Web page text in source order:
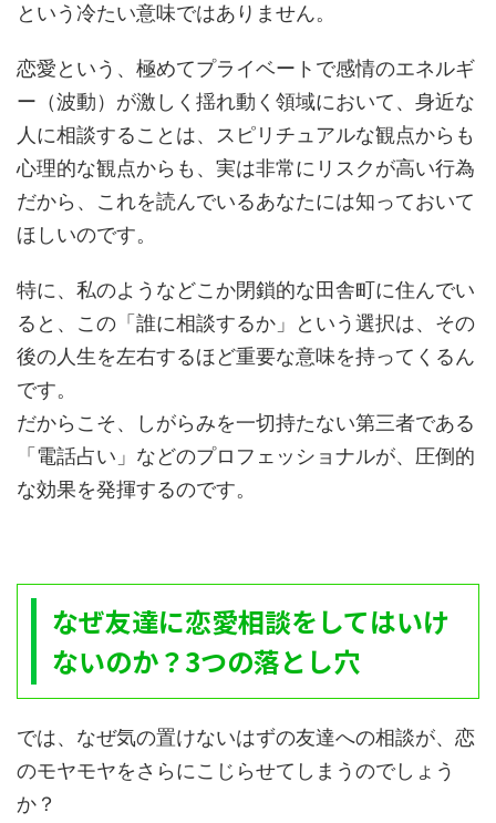
という冷たい意味ではありません。
恋愛という、極めてプライベートで感情のエネルギ
ー（波動）が激しく揺れ動く領域において、身近な
人に相談することは、スピリチュアルな観点からも
心理的な観点からも、実は非常にリスクが高い行為
だから、これを読んでいるあなたには知っておいて
ほしいのです。
特に、私のようなどこか閉鎖的な田舎町に住んでい
ると、この「誰に相談するか」という選択は、その
後の人生を左右するほど重要な意味を持ってくるん
です。
だからこそ、しがらみを一切持たない第三者である
「電話占い」などのプロフェッショナルが、圧倒的
な効果を発揮するのです。
なぜ友達に恋愛相談をしてはいけ
ないのか？3つの落とし穴
では、なぜ気の置けないはずの友達への相談が、恋
のモヤモヤをさらにこじらせてしまうのでしょう
か？